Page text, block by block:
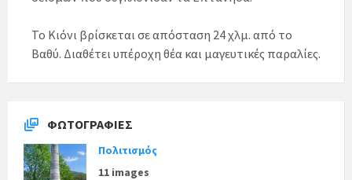
Το Κιόνι βρίσκεται σε απόσταση 24 χλμ. από το
Βαθύ. Διαθέτει υπέροχη θέα και μαγευτικές παραλίες.
ΦΩΤΟΓΡΑΦΊΕΣ
Πολιτισμός
11 images